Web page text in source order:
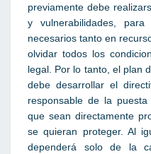
previamente debe
y vulnerabilidades,
necesarios tanto en
olvidar todos los
legal. Por lo tanto, el plan
debe desarrollar el
responsable de la
que sean directamente
se quieran proteger. Al
dependerá solo de la